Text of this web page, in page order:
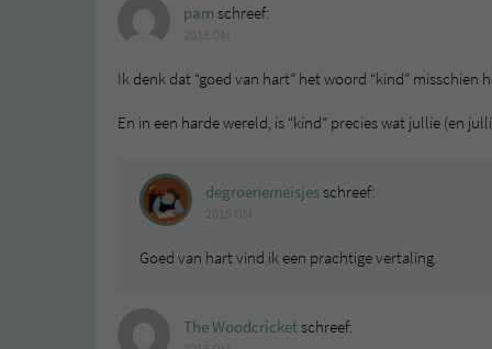
pam schreef:
Ik denk dat “goed van hart” het woord “kind” misschien
En in een harde wereld, is “kind” precies wat jullie (en
degroenemeisjesschreef:
Goed van hart vind ik een prachtige vertaling.
The Woodcricketschreef: